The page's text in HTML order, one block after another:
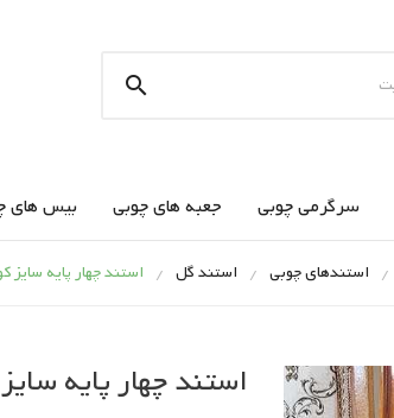

سرگرمی چوبی جعبه های چوبی بیس های
استندهای چوبی استند گل استند چهار پایه سایز
استند چهار پایه